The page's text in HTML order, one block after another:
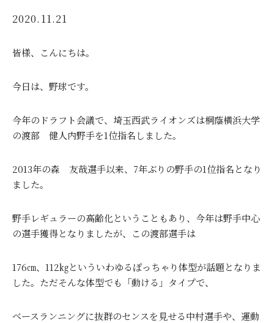
2020.11.21
皆様、こんにちは。
今日は、野球です。
今年のドラフト会議で、埼玉西武ライオンズは桐蔭横浜大学
の渡部 健人内野手を1位指名しました。
2013年の森 友哉選手以来、7年ぶりの野手の1位指名となり
ました。
野手レギュラーの高齢化ということもあり、今年は野手中心
の選手獲得となりましたが、この渡部選手は
176㎝、112㎏といういわゆるぽっちゃり体型が話題となりま
した。ただそんな体型でも「動ける」タイプで、
ベースランニングに抜群のセンスを見せる中村選手や、運動